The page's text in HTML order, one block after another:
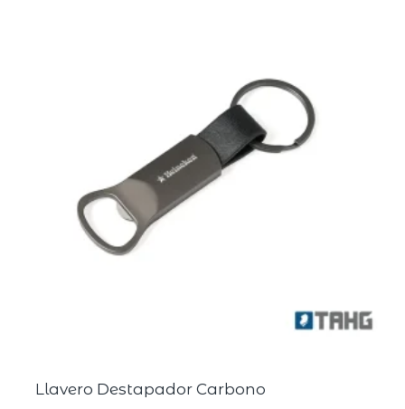
Llavero Destapador Carbono